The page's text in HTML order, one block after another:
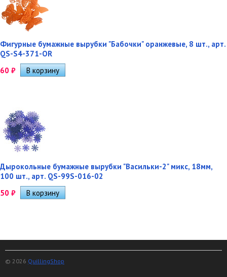
Фигурные бумажные вырубки "Бабочки" оранжевые, 8 шт., арт.
QS-S4-371-OR
60 ₽
Дырокольные бумажные вырубки "Васильки-2" микс, 18мм,
100 шт., арт. QS-99S-016-02
50 ₽
© 2026 QuillingShop